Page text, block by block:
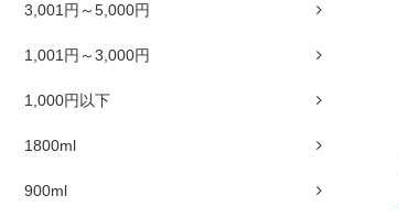
3,001円～5,000円
1,001円～3,000円
1,000円以下
1800ml
900ml